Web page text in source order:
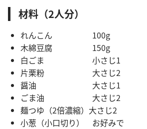
材料（2人分）
れんこん 100g
木綿豆腐 150g
白ごま 小さじ1
片栗粉 大さじ2
醤油 大さじ1
ごま油 大さじ2
麺つゆ（2倍濃縮）大さじ2
小葱（小口切り） お好みで